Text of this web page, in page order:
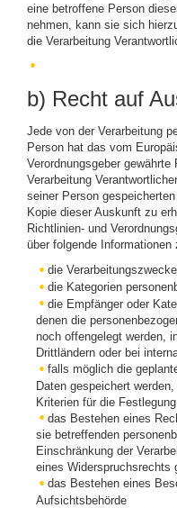
eine betroffene Person
nehmen, kann sie sich
die Verarbeitung
b) Recht auf
Jede von der Verarbeitung
Person hat das vom
Verordnungsgeber
Verarbeitung
seiner Person
Kopie dieser Auskunft zu
Richtlinien- und
über folgende Informationen
die Verarbeitungszwecke
die Kategorien
die Empfänger oder
denen die
noch offengelegt werden,
Drittländern oder bei
falls möglich die
Daten gespeichert
Kriterien für die
das Bestehen eines
sie betreffenden
Einschränkung der
eines Widerspruchsrechts
das Bestehen eines
Aufsichtsbehörde